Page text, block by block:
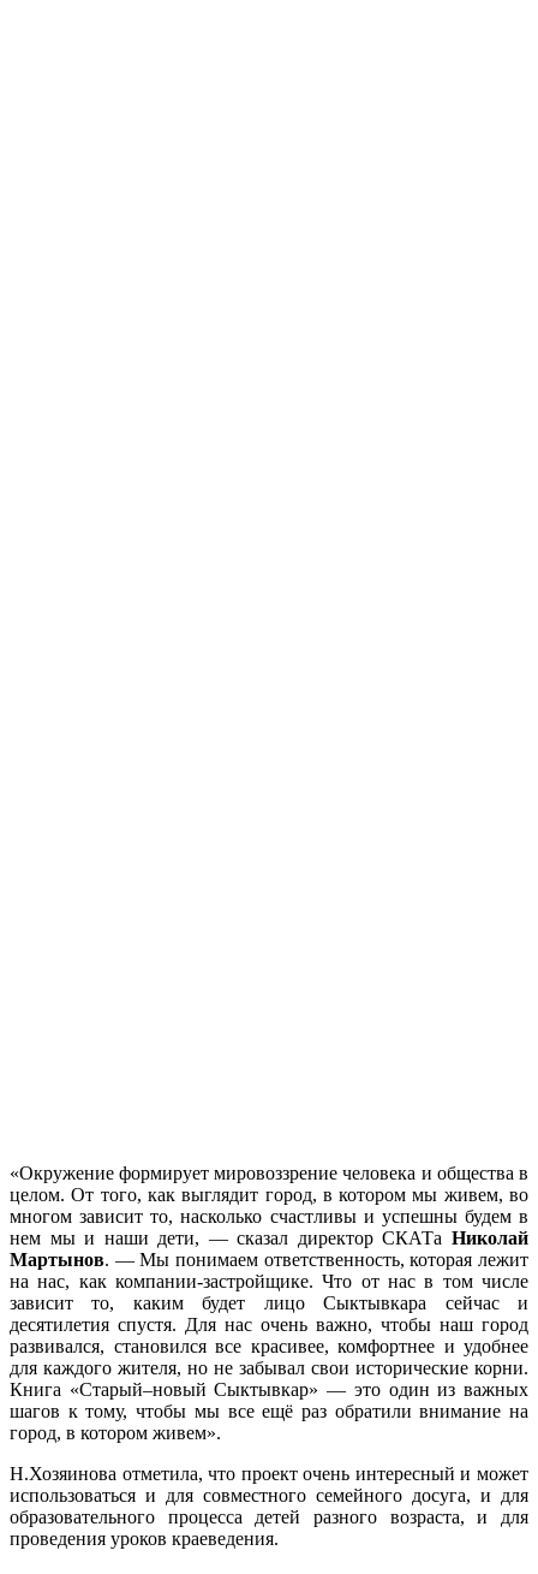
«Окружение формирует мировоззрение человека и общества в
целом. От того, как выглядит город, в котором мы живем, во
многом зависит то, насколько счастливы и успешны будем в
нем мы и наши дети, — сказал директор СКАТа Николай
Мартынов. — Мы понимаем ответственность, которая лежит
на нас, как компании-застройщике. Что от нас в том числе
зависит то, каким будет лицо Сыктывкара сейчас и
десятилетия спустя. Для нас очень важно, чтобы наш город
развивался, становился все красивее, комфортнее и удобнее
для каждого жителя, но не забывал свои исторические корни.
Книга «Старый–новый Сыктывкар» — это один из важных
шагов к тому, чтобы мы все ещё раз обратили внимание на
город, в котором живем».
Н.Хозяинова отметила, что проект очень интересный и может
использоваться и для совместного семейного досуга, и для
образовательного процесса детей разного возраста, и для
проведения уроков краеведения.